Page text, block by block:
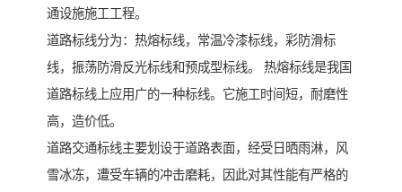
通设施施工工程。
道路标线分为：热熔标线，常温冷漆标线，彩防滑标
线，振荡防滑反光标线和预成型标线。 热熔标线是我国
道路标线上应用广的一种标线。它施工时间短，耐磨性
高，造价低。
道路交通标线主要划设于道路表面，经受日晒雨淋，风
雪冰冻，遭受车辆的冲击磨耗，因此对其性能有严格的